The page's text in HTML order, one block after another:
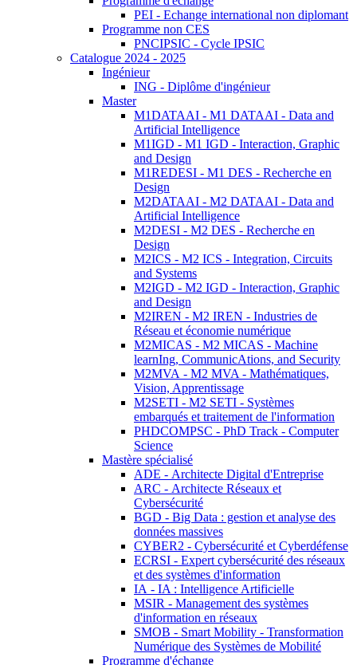
PEI - Echange international non diplomant
Programme non CES
PNCIPSIC - Cycle IPSIC
Catalogue 2024 - 2025
Ingénieur
ING - Diplôme d'ingénieur
Master
M1DATAAI - M1 DATAAI - Data and
Artificial Intelligence
M1IGD - M1 IGD - Interaction, Graphic
and Design
M1REDESI - M1 DES - Recherche en
Design
M2DATAAI - M2 DATAAI - Data and
Artificial Intelligence
M2DESI - M2 DES - Recherche en
Design
M2ICS - M2 ICS - Integration, Circuits
and Systems
M2IGD - M2 IGD - Interaction, Graphic
and Design
M2IREN - M2 IREN - Industries de
Réseau et économie numérique
M2MICAS - M2 MICAS - Machine
learnIng, CommunicAtions, and Security
M2MVA - M2 MVA - Mathématiques,
Vision, Apprentissage
M2SETI - M2 SETI - Systèmes
embarqués et traitement de l'information
PHDCOMPSC - PhD Track - Computer
Science
Mastère spécialisé
ADE - Architecte Digital d'Entreprise
ARC - Architecte Réseaux et
Cybersécurité
BGD - Big Data : gestion et analyse des
données massives
CYBER2 - Cybersécurité et Cyberdéfense
ECRSI - Expert cybersécurité des réseaux
et des systèmes d'information
IA - IA : Intelligence Artificielle
MSIR - Management des systèmes
d'information en réseaux
SMOB - Smart Mobility - Transformation
Numérique des Systèmes de Mobilité
Programme d'échange